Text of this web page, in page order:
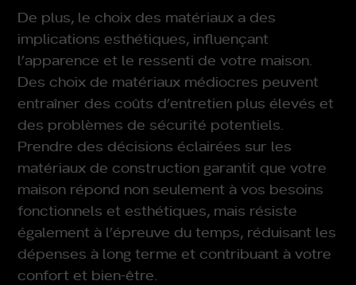
De plus, le choix des matériaux a des
implications esthétiques, influençant
l’apparence et le ressenti de votre maison.
Des choix de matériaux médiocres peuvent
entraîner des coûts d’entretien plus élevés et
des problèmes de sécurité potentiels.
Prendre des décisions éclairées sur les
matériaux de construction garantit que votre
maison répond non seulement à vos besoins
fonctionnels et esthétiques, mais résiste
également à l’épreuve du temps, réduisant les
dépenses à long terme et contribuant à votre
confort et bien-être.